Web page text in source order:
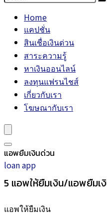
Home
แคปชั่น
สินเชื่อเงินด่วน
สาระความรู้
หาเงินออนไลน์
ลงทุนแฟรนไชส์
เกี่ยวกับเรา
โฆษณากับเรา
แอพยืมเงินด่วน
loan app
5 แอพให้ยืมเงิน/แอพยืมเ
แอพให้ยืมเงิน